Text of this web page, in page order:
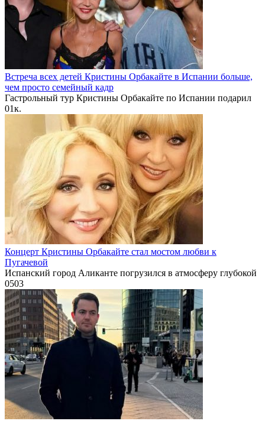
Встреча всех детей Кристины Орбакайте в Испании больше,
чем просто семейный кадр
Гастрольный тур Кристины Орбакайте по Испании подарил
01к.
Концерт Кристины Орбакайте стал мостом любви к
Пугачевой
Испанский город Аликанте погрузился в атмосферу глубокой
0503